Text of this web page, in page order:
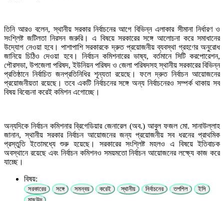
তিনি আরও বলেন, স্থানীয় সরকার নির্বাচনের আগে বিভিন্ন এলাকার সীমানা নির্ধারণ ও
সংশ্লিষ্ট জটিলতা নিরসন জরুরি। এ বিষয়ে সরকারের সঙ্গে আলোচনা করে সমাধানের
উদ্যোগ নেওয়া হবে। পাশাপাশি সরকারকে দ্রুত প্রয়োজনীয় ব্যবস্থা গ্রহণের অনুরোধ
জানিয়ে চিঠিও দেওয়া হবে। নির্বাচন কমিশনারের ভাষ্য, বর্তমানে সিটি করপোরেশন,
পৌরসভা, উপজেলা পরিষদ, ইউনিয়ন পরিষদ ও জেলা পরিষদসহ স্থানীয় সরকারের বিভিন্ন
প্রতিষ্ঠানে নির্বাচিত জনপ্রতিনিধির শূন্যতা রয়েছে। ফলে দ্রুত নির্বাচন আয়োজনের
প্রয়োজনীয়তা রয়েছে। তবে একটি নির্বাচনের সঙ্গে অন্য নির্বাচনেরও সম্পর্ক থাকায় সব
বিষয় বিবেচনা করেই কমিশন এগোচ্ছে।
অন্যদিকে নির্বাচন কমিশনার ব্রিগেডিয়ার জেনারেল (অব.) আবুল ফজল মো. সানাউল্লাহ
জানান, স্থানীয় সরকার নির্বাচন আয়োজনের জন্য প্রয়োজনীয় সব ধরনের প্রাথমিক
প্রস্তুতি ইতোমধ্যে শুরু হয়েছে। সরকারের সংশ্লিষ্ট মহলও এ বিষয়ে ইতিবাচক
অবস্থানে রয়েছে এবং নির্বাচন কমিশনও সময়মতো নির্বাচন আয়োজনের লক্ষ্যে কাজ করে
যাচ্ছে।
বিষয়:
সরকারের সঙ্গে সমন্বয় করেই স্থানীয় নির্বাচনের তপশিল
ইসি